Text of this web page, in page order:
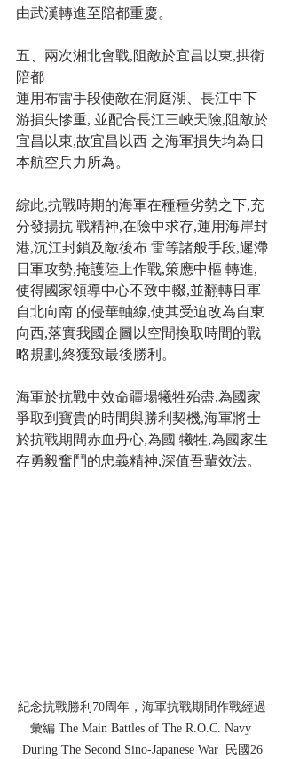
由武漢轉進至陪都重慶。
五、兩次湘北會戰,阻敵於宜昌以東,拱衛
陪都
運用布雷手段使敵在洞庭湖、長江中下
游損失慘重, 並配合長江三峽天險,阻敵於
宜昌以東,故宜昌以西 之海軍損失均為日
本航空兵力所為。
綜此,抗戰時期的海軍在種種劣勢之下,充
分發揚抗 戰精神,在險中求存,運用海岸封
港,沉江封鎖及敵後布 雷等諸般手段,遲滯
日軍攻勢,掩護陸上作戰,策應中樞 轉進,
使得國家領導中心不致中輟,並翻轉日軍
自北向南 的侵華軸線,使其受迫改為自東
向西,落實我國企圖以空間換取時間的戰
略規劃,終獲致最後勝利。
海軍於抗戰中效命疆場犧牲殆盡,為國家
爭取到寶貴的時間與勝利契機,海軍將士
於抗戰期間赤血丹心,為國 犧牲,為國家生
存勇毅奮鬥的忠義精神,深值吾輩效法。
紀念抗戰勝利70周年，海軍抗戰期間作戰經過
彙編 The Main Battles of The R.O.C. Navy
During The Second Sino-Japanese War  民國26